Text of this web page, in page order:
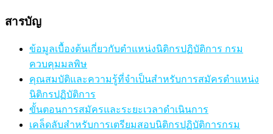
สารบัญ
ข้อมูลเบื้องต้นเกี่ยวกับตำแหน่งนิติกรปฏิบัติการ กรม
ควบคุมมลพิษ
คุณสมบัติและความรู้ที่จำเป็นสำหรับการสมัครตำแหน่ง
นิติกรปฏิบัติการ
ขั้นตอนการสมัครและระยะเวลาดำเนินการ
เคล็ดลับสำหรับการเตรียมสอบนิติกรปฏิบัติการกรม